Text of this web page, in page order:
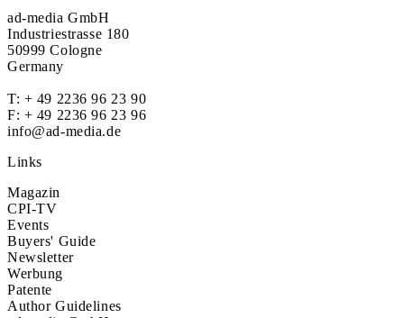
ad-media GmbH
Industriestrasse 180
50999 Cologne
Germany
T: + 49 2236 96 23 90
F: + 49 2236 96 23 96
info@ad-media.de
Links
Magazin
CPI-TV
Events
Buyers' Guide
Newsletter
Werbung
Patente
Author Guidelines